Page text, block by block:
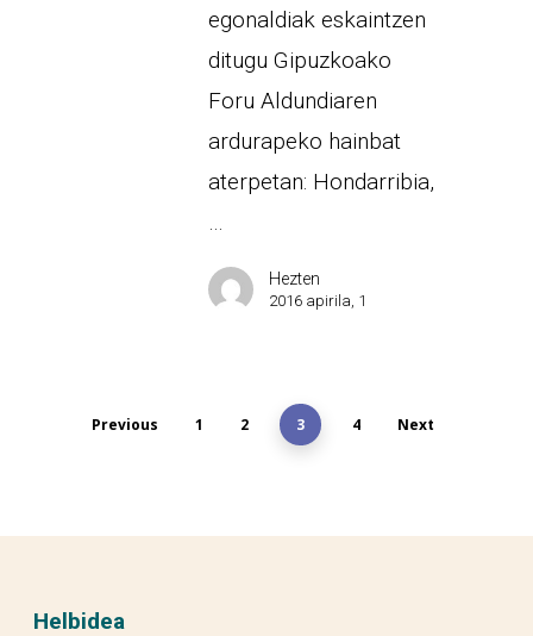
egonaldiak eskaintzen
ditugu Gipuzkoako
Foru Aldundiaren
ardurapeko hainbat
aterpetan: Hondarribia,
…
Hezten
2016 apirila, 1
Previous 1 2 3 4 Next
Helbidea